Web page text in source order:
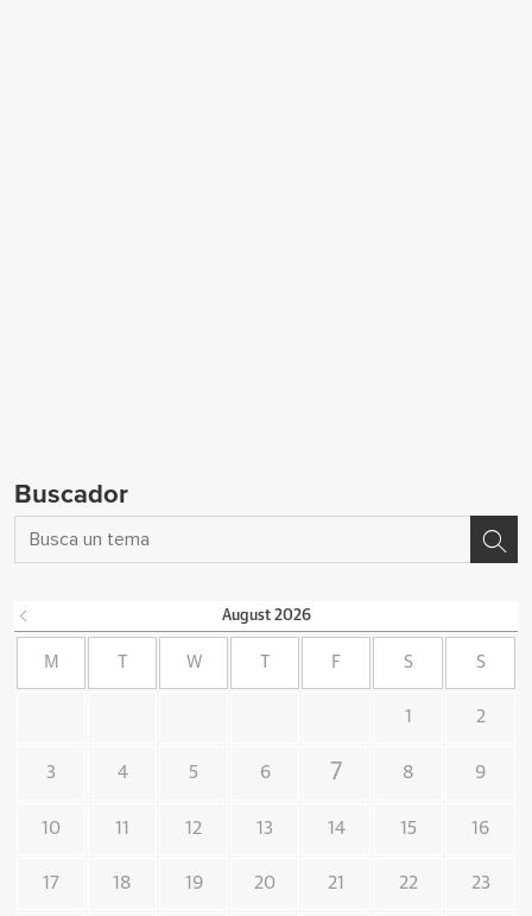
Buscador
August 2026
M W F S S
1 2
3 4 5 6 7 8 9
10 11 12 13 14 15 16
17 18 19 20 21 22 23